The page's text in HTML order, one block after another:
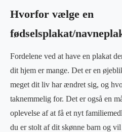
Hvorfor vælge en
fødselsplakat/
Fordelene ved at have en plakat
dit hjem er mange. Det er en
meget dit liv har ændret sig, og
taknemmelig for. Det er også en
oplevelse af at få et nyt
du er stolt af dit skønne barn og